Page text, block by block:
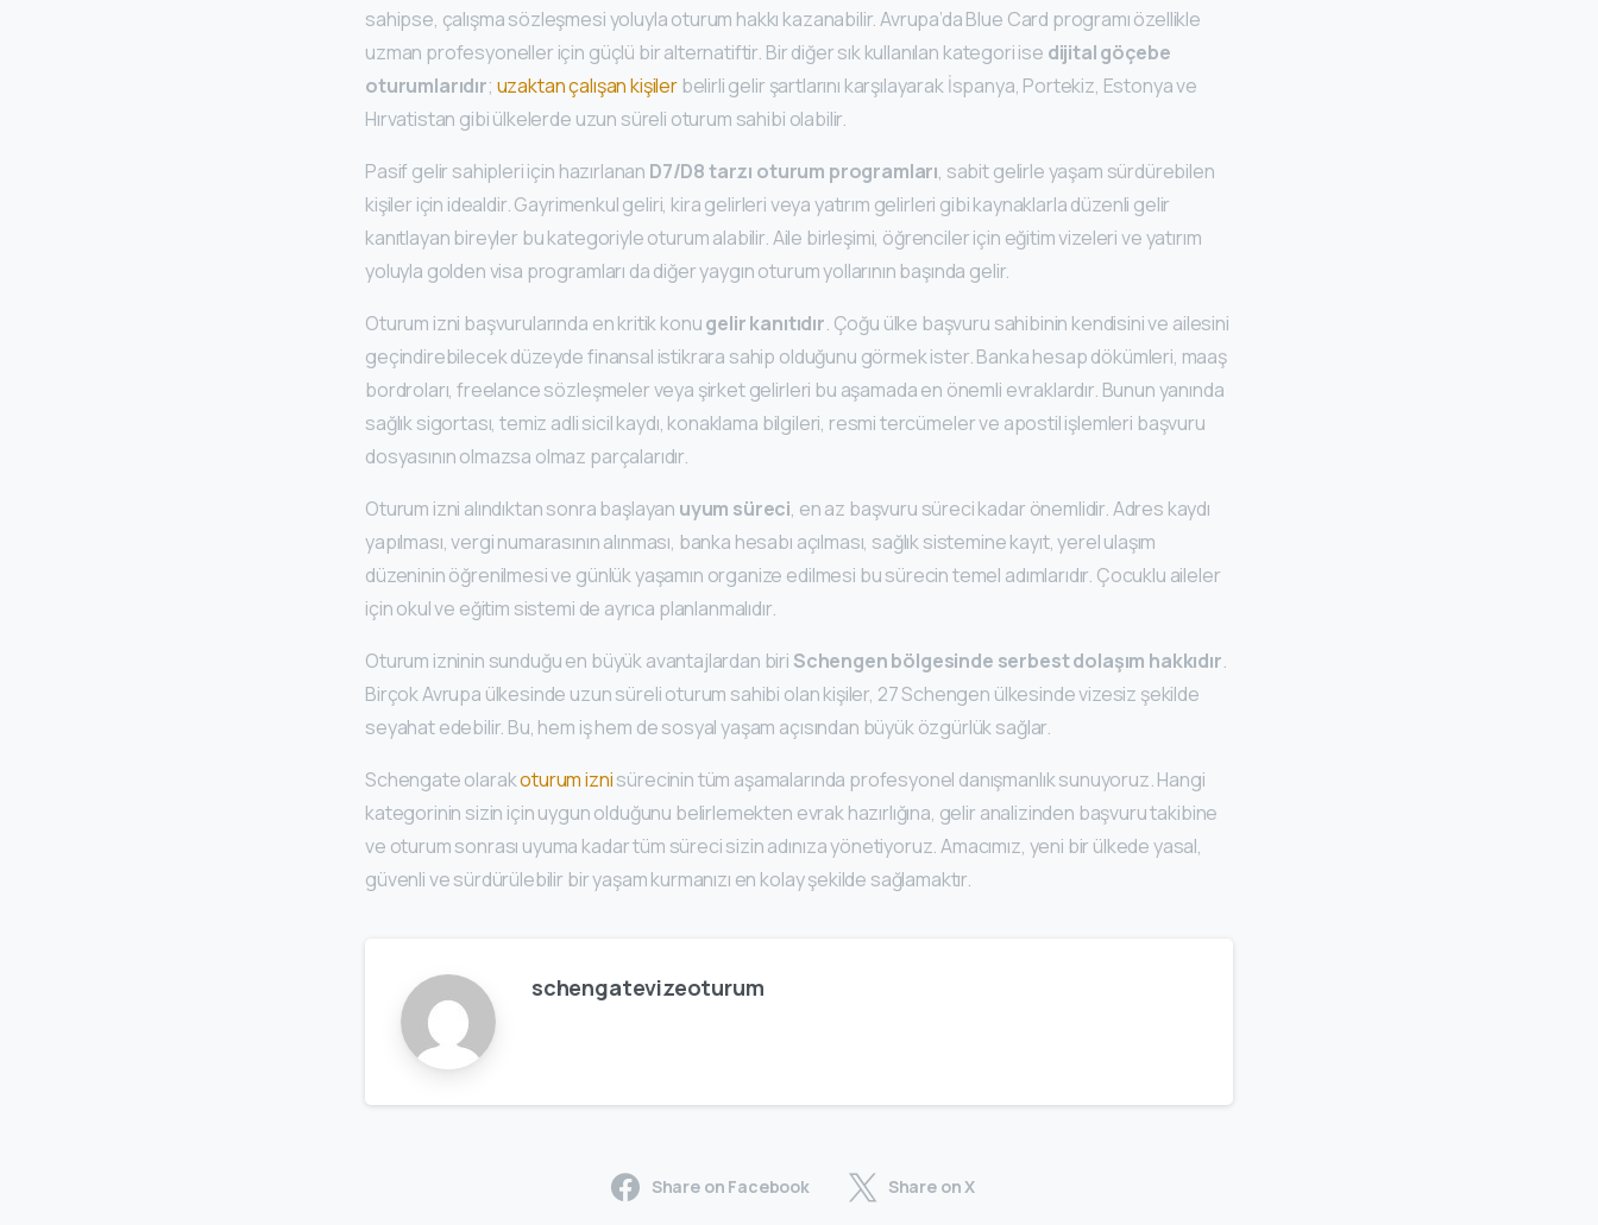
sahipse, çalışma sözleşmesi yoluyla oturum hakkı kazanabilir. Avrupa’da Blue Card programı özellikle
uzman profesyoneller için güçlü bir alternatiftir. Bir diğer sık kullanılan kategori ise dijital göçebe
oturumlarıdır; uzaktan çalışan kişilerbelirli gelir şartlarını karşılayarak İspanya, Portekiz, Estonya ve
Hırvatistan gibi ülkelerde uzun süreli oturum sahibi olabilir.
Pasif gelir sahipleri için hazırlanan D7/D8 tarzı oturum programları, sabit gelirle yaşam sürdürebilen
kişiler için idealdir. Gayrimenkul geliri, kira gelirleri veya yatırım gelirleri gibi kaynaklarla düzenli gelir
kanıtlayan bireyler bu kategoriyle oturum alabilir. Aile birleşimi, öğrenciler için eğitim vizeleri ve yatırım
yoluyla golden visa programları da diğer yaygın oturum yollarının başında gelir.
Oturum izni başvurularında en kritik konugelir kanıtıdır. Çoğu ülke başvuru sahibinin kendisini ve ailesini
geçindirebilecek düzeyde finansal istikrara sahip olduğunu görmek ister. Banka hesap dökümleri, maaş
bordroları, freelance sözleşmeler veya şirket gelirleri bu aşamada en önemli evraklardır. Bunun yanında
sağlık sigortası, temiz adli sicil kaydı, konaklama bilgileri, resmi tercümeler ve apostil işlemleri başvuru
dosyasının olmazsa olmaz parçalarıdır.
Oturum izni alındıktan sonra başlayan uyum süreci, en az başvuru süreci kadar önemlidir. Adres kaydı
yapılması, vergi numarasının alınması, banka hesabı açılması, sağlık sistemine kayıt, yerel ulaşım
düzeninin öğrenilmesi ve günlük yaşamın organize edilmesi bu sürecin temel adımlarıdır. Çocuklu aileler
için okul ve eğitim sistemi de ayrıca planlanmalıdır.
Oturum izninin sunduğu en büyük avantajlardan biri Schengen bölgesinde serbest dolaşım hakkıdır.
Birçok Avrupa ülkesinde uzun süreli oturum sahibi olan kişiler, 27 Schengen ülkesinde vizesiz şekilde
seyahat edebilir. Bu, hem iş hem de sosyal yaşam açısından büyük özgürlük sağlar.
Schengate olarakoturum iznisürecinin tüm aşamalarında profesyonel danışmanlık sunuyoruz. Hangi
kategorinin sizin için uygun olduğunu belirlemekten evrak hazırlığına, gelir analizinden başvuru takibine
ve oturum sonrası uyuma kadar tüm süreci sizin adınıza yönetiyoruz. Amacımız, yeni bir ülkede yasal,
güvenli ve sürdürülebilir bir yaşam kurmanızı en kolay şekilde sağlamaktır.
schengatevizeoturum
Share on Facebook Share on X